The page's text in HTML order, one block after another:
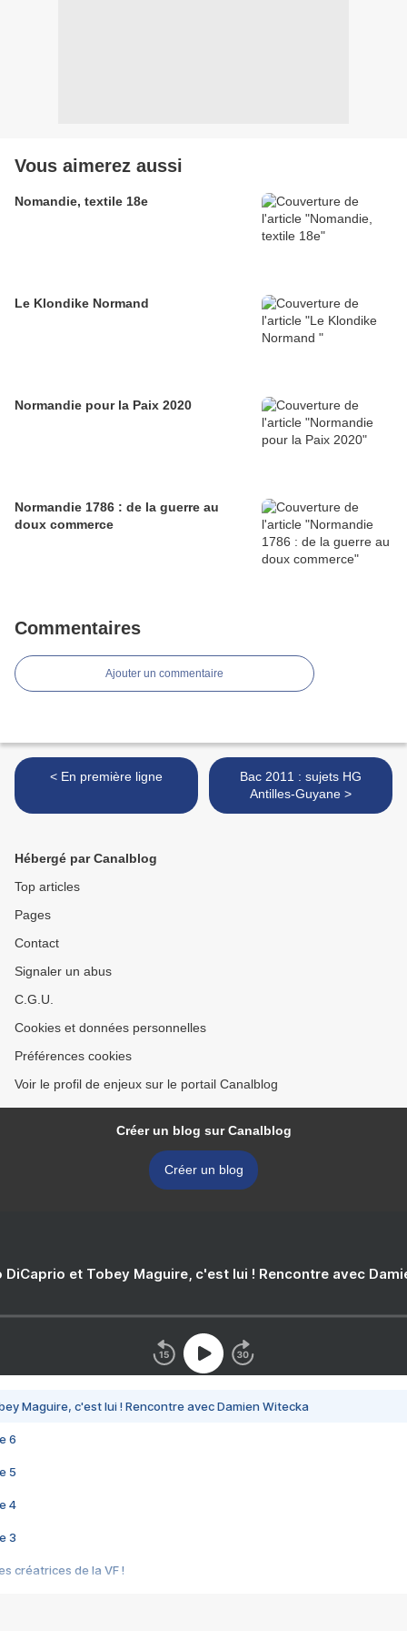
Vous aimerez aussi
Nomandie, textile 18e
Le Klondike Normand
Normandie pour la Paix 2020
Normandie 1786 : de la guerre au
doux commerce
Commentaires
Ajouter un commentaire
< En première ligne
Bac 2011 : sujets HG
Antilles-Guyane >
Hébergé par Canalblog
Top articles
Pages
Contact
Signaler un abus
C.G.U.
Cookies et données personnelles
Préférences cookies
Voir le profil de enjeux sur le portail Canalblog
Créer un blog sur Canalblog
Créer un blog
DiCaprio et Tobey Maguire, c'est lui ! Rencontre avec
Maguire, c'est lui ! Rencontre avec Damien Witecka
6
5
4
3
créatrices de la VF !